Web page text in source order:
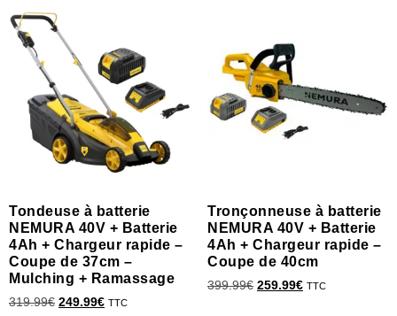
Tondeuse à batterie
NEMURA 40V + Batterie
4Ah + Chargeur rapide –
Coupe de 37cm –
Mulching + Ramassage
319.99€ 249.99€ TTC
Tronçonneuse à batterie
NEMURA 40V + Batterie
4Ah + Chargeur rapide –
Coupe de 40cm
399.99€ 259.99€ TTC